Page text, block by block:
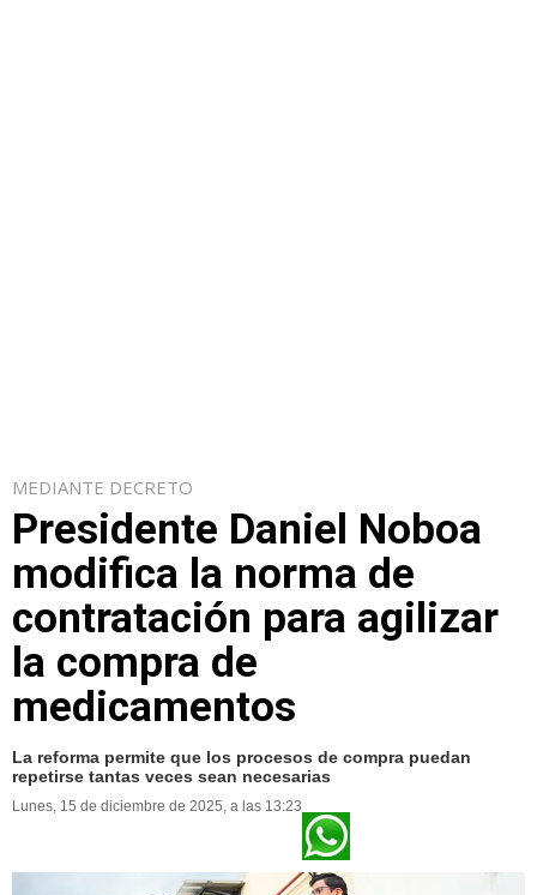
MEDIANTE DECRETO
Presidente Daniel Noboa
modifica la norma de
contratación para agilizar
la compra de
medicamentos
La reforma permite que los procesos de compra puedan
repetirse tantas veces sean necesarias
Lunes, 15 de diciembre de 2025, a las 13:23